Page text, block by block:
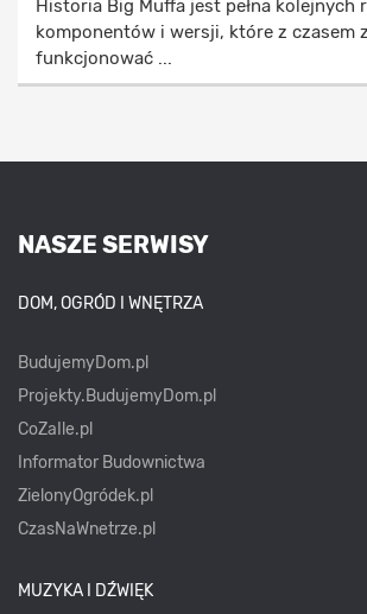
Historia Big Muffa jest pełna kolejnych
komponentów i wersji, które z czasem
funkcjonować ...
NASZE SERWISY
DOM, OGRÓD I WNĘTRZA
BudujemyDom.pl
Projekty.BudujemyDom.pl
CoZaIle.pl
Informator Budownictwa
ZielonyOgródek.pl
CzasNaWnetrze.pl
MUZYKA I DŹWIĘK